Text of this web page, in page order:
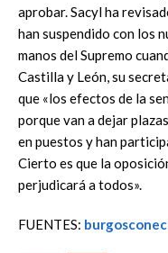
aprobar. Sacyl ha
han suspendido con los
manos del Supremo
Castilla y León, su
que «los efectos de la
porque van a dejar
en puestos y han
Cierto es que la
perjudicará a todos».
FUENTES: